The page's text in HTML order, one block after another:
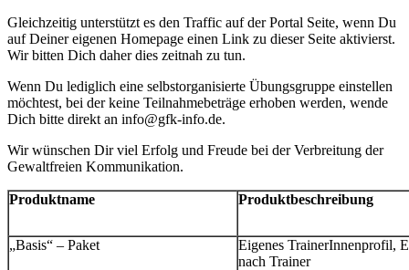
Gleichzeitig unterstützt es den Traffic auf der Portal Seite, wenn Du
auf Deiner eigenen Homepage einen Link zu dieser Seite aktivierst.
Wir bitten Dich daher dies zeitnah zu tun.
Wenn Du lediglich eine selbstorganisierte Übungsgruppe einstellen
möchtest, bei der keine Teilnahmebeträge erhoben werden, wende
Dich bitte direkt an info@gfk-info.de.
Wir wünschen Dir viel Erfolg und Freude bei der Verbreitung der
Gewaltfreien Kommunikation.
Produktname Produktbeschreibung
„Basis“ – Paket
Eigenes TrainerInnenprofil,
nach Trainer